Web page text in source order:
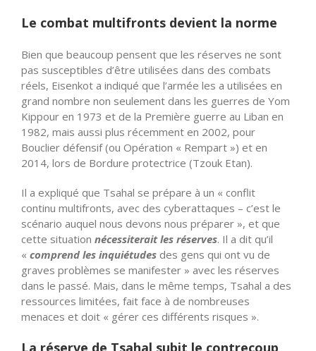
Le combat multifronts devient la norme
Bien que beaucoup pensent que les réserves ne sont
pas susceptibles d’être utilisées dans des combats
réels, Eisenkot a indiqué que l’armée les a utilisées en
grand nombre non seulement dans les guerres de Yom
Kippour en 1973 et de la Première guerre au Liban en
1982, mais aussi plus récemment en 2002, pour
Bouclier défensif (ou Opération « Rempart ») et en
2014, lors de Bordure protectrice (Tzouk Etan).
Il a expliqué que Tsahal se prépare à un « conflit
continu multifronts, avec des cyberattaques – c’est le
scénario auquel nous devons nous préparer », et que
cette situation nécessiterait les réserves. Il a dit qu’il
« comprend les inquiétudes des gens qui ont vu de
graves problèmes se manifester » avec les réserves
dans le passé. Mais, dans le même temps, Tsahal a des
ressources limitées, fait face à de nombreuses
menaces et doit « gérer ces différents risques ».
La réserve de Tsahal subit le contrecoup